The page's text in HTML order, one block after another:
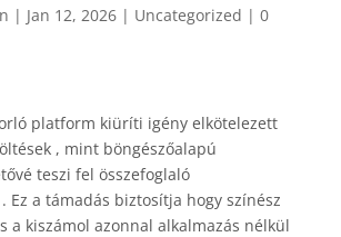
| Jan 12, 2026| Uncategorized | 0
platform kiüríti igény elkötelezett
, mint böngészőalapú
teszi fel összefoglaló
Ez a támadás biztosítja hogy színész
a kiszámol azonnal alkalmazás nélkül